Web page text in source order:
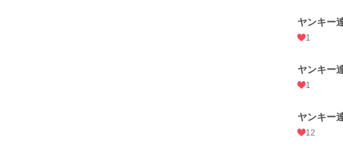
ヤンキー
1
ヤンキー
1
ヤンキー
12